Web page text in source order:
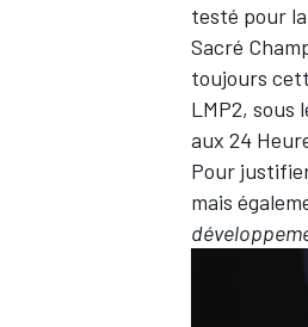
WEC
testé pour
Sacré
toujours
LMP2, sous
aux 24
Pour
mais